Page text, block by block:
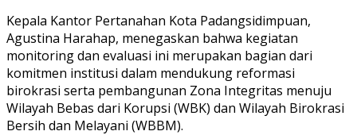
Kepala Kantor Pertanahan Kota Padangsidimpuan,
Agustina Harahap, menegaskan bahwa kegiatan
monitoring dan evaluasi ini merupakan bagian dari
komitmen institusi dalam mendukung reformasi
birokrasi serta pembangunan Zona Integritas menuju
Wilayah Bebas dari Korupsi (WBK) dan Wilayah Birokrasi
Bersih dan Melayani (WBBM).